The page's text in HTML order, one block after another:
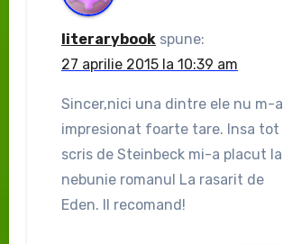
literarybook spune:
27 aprilie 2015 la 10:39 am
Sincer,nici una dintre ele nu m-a
impresionat foarte tare. Insa tot
scris de Steinbeck mi-a placut la
nebunie romanul La rasarit de
Eden. Il recomand!